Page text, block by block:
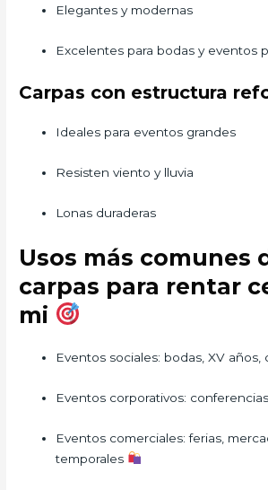
Elegantes y modernas
Excelentes para bodas y eventos
Carpas con estructura
Ideales para eventos grandes
Resisten viento y lluvia
Lonas duraderas
Usos más comunes
carpas para rentar
mi
Eventos sociales: bodas, XV años,
Eventos corporativos:
Eventos comerciales: ferias,
temporales